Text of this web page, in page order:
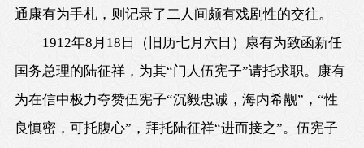
通康有为手札，则记录了二人间颇有戏剧性的交往。
1912年8月18日（旧历七月六日）康有为致函新任
国务总理的陆征祥，为其“门人伍宪子”请托求职。康有
为在信中极力夸赞伍宪子“沉毅忠诚，海内希觏”，“性
良慎密，可托腹心”，拜托陆征祥“进而接之”。伍宪子